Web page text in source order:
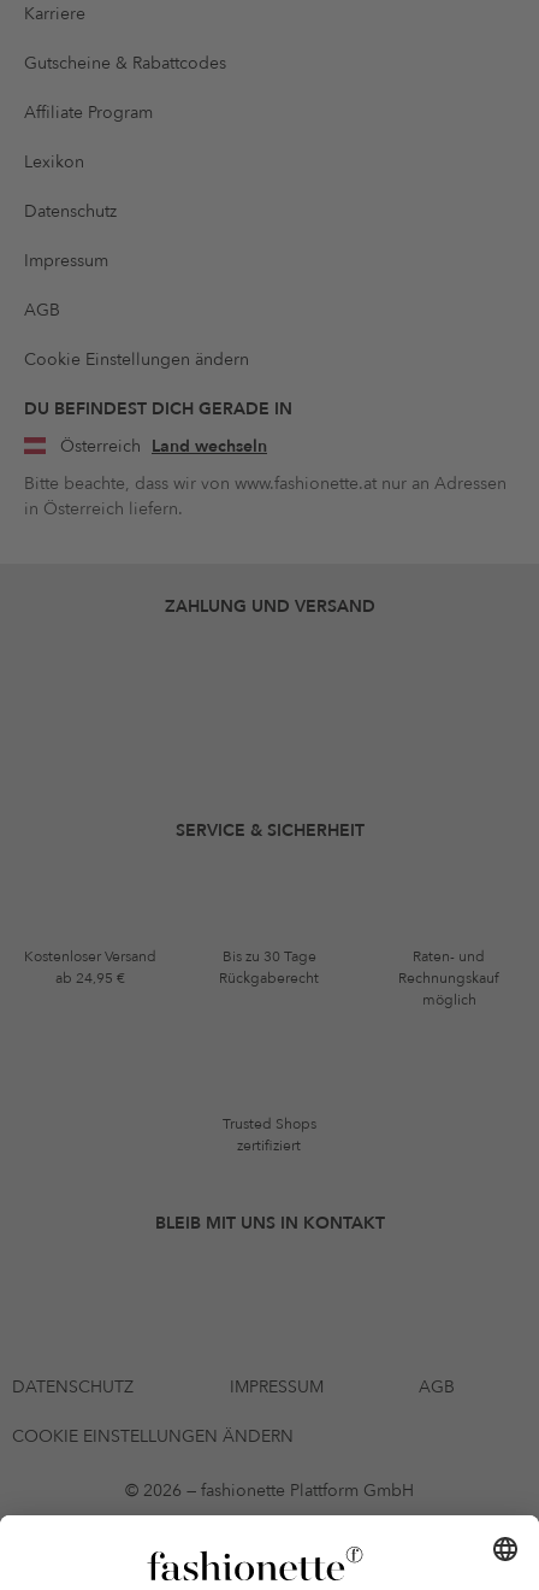
Karriere
Gutscheine & Rabattcodes
Affiliate Program
Lexikon
Datenschutz
Impressum
AGB
Cookie Einstellungen ändern
DU BEFINDEST DICH GERADE IN
Österreich Land wechseln
Bitte beachte, dass wir von www.fashionette.at nur an Adressen
in Österreich liefern.
ZAHLUNG UND VERSAND
SERVICE & SICHERHEIT
Kostenloser Versand
ab 24,95 €
Bis zu 30 Tage
Rückgaberecht
Raten- und
Rechnungskauf
möglich
Trusted Shops
zertifiziert
BLEIB MIT UNS IN KONTAKT
DATENSCHUTZ IMPRESSUM AGB
COOKIE EINSTELLUNGEN ÄNDERN
© 2026 — fashionette Plattform GmbH
*Gutschein bis zum 12.08.2026 mehrmals auf alle Artikel der Seite
fashionette.at/selected-styles anwendbar. Es gelten die in den AGB